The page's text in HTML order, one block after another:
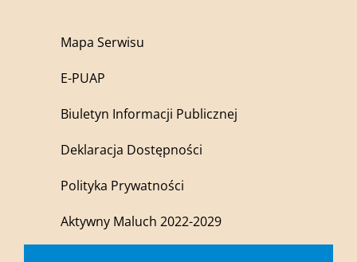
Mapa Serwisu
E-PUAP
Biuletyn Informacji Publicznej
Deklaracja Dostępności
Polityka Prywatności
Aktywny Maluch 2022-2029